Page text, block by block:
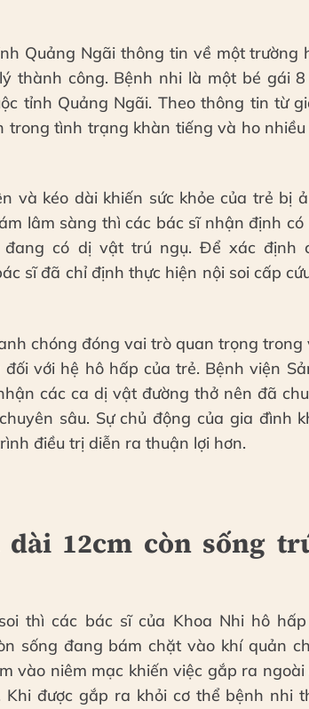
Quảng Ngãi thông tin về một trường
thành công. Bệnh nhi là một bé gái 8
tỉnh Quảng Ngãi. Theo thông tin từ
trong tình trạng khàn tiếng và ho
và kéo dài khiến sức khỏe của trẻ bị
lâm sàng thì các bác sĩ nhận định có
có dị vật trú ngụ. Để xác định
sĩ đã chỉ định thực hiện nội soi cấp
chóng đóng vai trò quan trọng trong
với hệ hô hấp của trẻ. Bệnh viện
các ca dị vật đường thở nên đã
sâu. Sự chủ động của gia đình
điều trị diễn ra thuận lợi hơn.
12cm còn sống
thì các bác sĩ của Khoa Nhi hô
sống đang bám chặt vào khí quản
vào niêm mạc khiến việc gắp ra ngoài
được gắp ra khỏi cơ thể bệnh nhi